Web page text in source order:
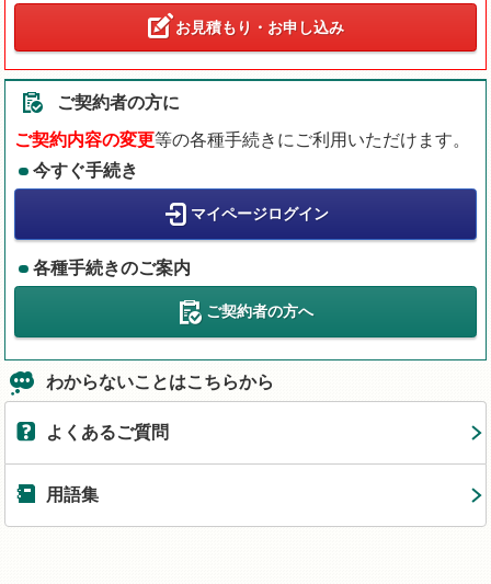
お見積もり・お申し込み
ご契約者の方に
ご契約内容の変更等の各種手続きにご利用いただけます。
今すぐ手続き
マイページログイン
各種手続きのご案内
ご契約者の方へ
わからないことはこちらから
よくあるご質問
用語集